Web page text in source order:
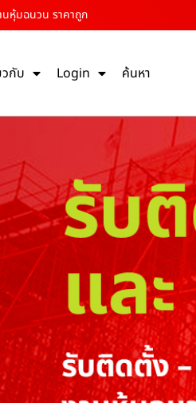
หุ้มฉนวน ราคาถูก
วกับ Login ค้นหา